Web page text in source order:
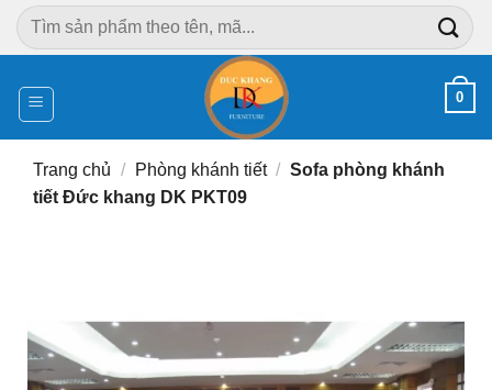
Chuyển
đến
dung
Tìm
kiếm:
0
Trang chủ / Phòng khánh tiết / Sofa phòng khánh
tiết Đức khang DK PKT09